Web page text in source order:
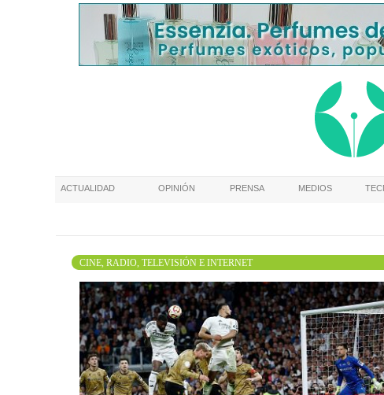
ACTUALIDAD OPINIÓN PRENSA MEDIOS
CINE, RADIO, TELEVISIÓN E INTERNET